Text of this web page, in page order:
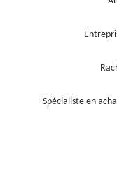
Spécialiste en